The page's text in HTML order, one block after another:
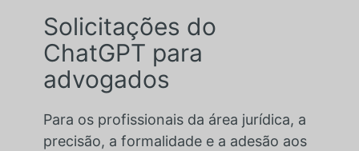
Solicitações do
ChatGPT para
advogados
Para os profissionais da área jurídica, a
precisão, a formalidade e a adesão aos